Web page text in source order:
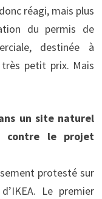
réagi, mais plus
du permis de
destinée à
petit prix. Mais
un site naturel
contre le projet
protesté sur
Le premier